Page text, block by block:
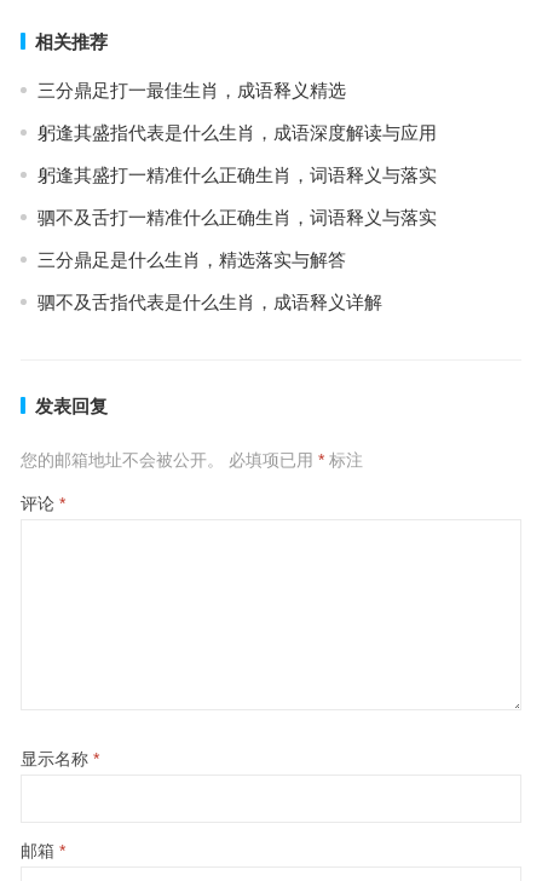
相关推荐
三分鼎足打一最佳生肖，成语释义精选
躬逢其盛指代表是什么生肖，成语深度解读与应用
躬逢其盛打一精准什么正确生肖，词语释义与落实
驷不及舌打一精准什么正确生肖，词语释义与落实
三分鼎足是什么生肖，精选落实与解答
驷不及舌指代表是什么生肖，成语释义详解
发表回复
您的邮箱地址不会被公开。 必填项已用 *标注
评论 *
显示名称 *
邮箱 *